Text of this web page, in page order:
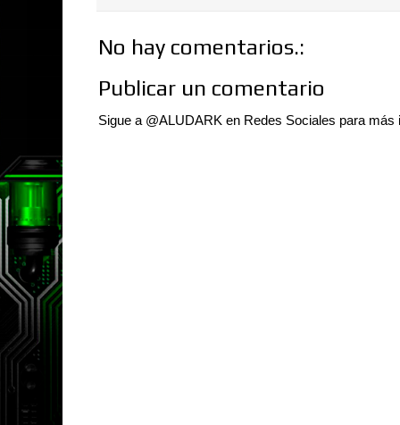
No hay comentarios.:
Publicar un comentario
Sigue a @ALUDARK en Redes Sociales para más